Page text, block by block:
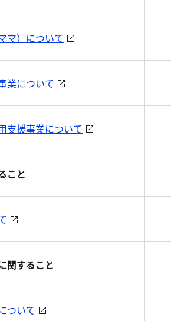
マ）について
業について
支援事業について
こと
関すること
ついて